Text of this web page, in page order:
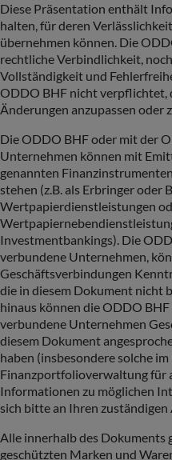
Diese Präsentation enthält
halten, für deren
übernehmen können. Die
rechtliche Verbindlichkeit,
Vollständigkeit und
ODDO BHF nicht verpflichtet,
Änderungen anzupassen oder
Die ODDO BHF oder mit der
Unternehmen können mit
genannten
stehen (z.B. als Erbringer oder
Wertpapierdienstleistungen
Investmentbankings). Die
verbundene Unternehmen,
Geschäftsverbindungen
die in diesem Dokument nicht
hinaus können die ODDO
verbundene Unternehmen
diesem Dokument
haben (insbesondere solche
Finanzportfolioverwaltung für
Informationen zu möglichen
sich bitte an Ihren
Alle innerhalb des Dokuments
geschützten Marken und